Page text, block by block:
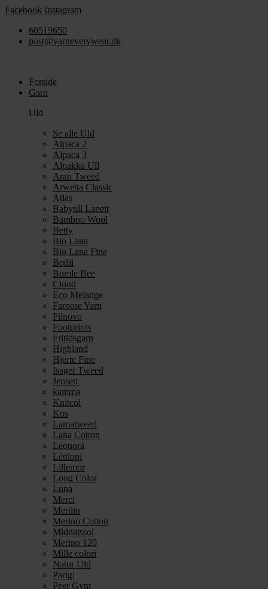
Videre
indhold
Facebook Instagram
60519650
post@yarneverywear.dk
Forside
Garn
Uld
Se alle Uld
Alpaca 2
Alpaca 3
Alpakka Ull
Aran Tweed
Arwetta Classic
Atlas
Babyull Lanett
Bamboo Wool
Betty
Bio Lana
Bio Lana Fine
Bodil
Bumle Bee
Cloud
Eco Melange
Faroese Yarn
Filnovo
Footprints
Fritidsgarn
Highland
Hjerte Fine
Isager Tweed
Jensen
kamma
Knitcol
Kos
Lamatweed
Lana Cotton
Leonora
Léttlopi
Lillemor
Long Color
Luna
Merci
Merilin
Merino Cotton
Midnatssol
Merino 120
Mille colori
Natur Uld
Parigi
Peer Gynt